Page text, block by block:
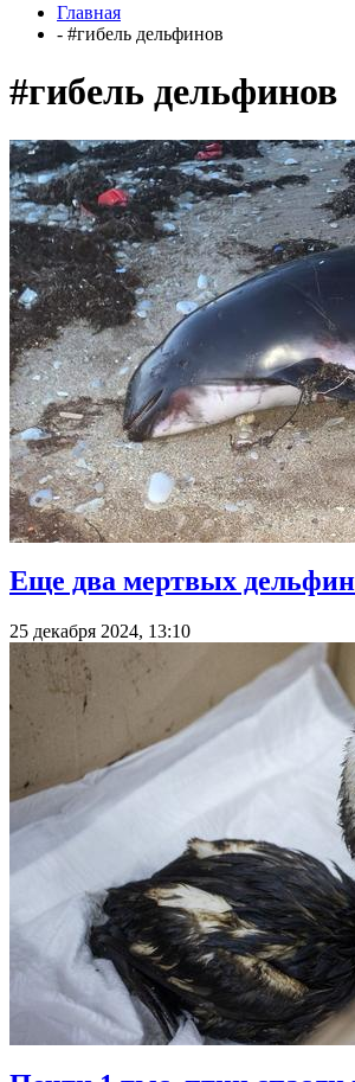
Главная
- #гибель дельфинов
#гибель дельфинов
Еще два мертвых
25 декабря 2024, 13:10